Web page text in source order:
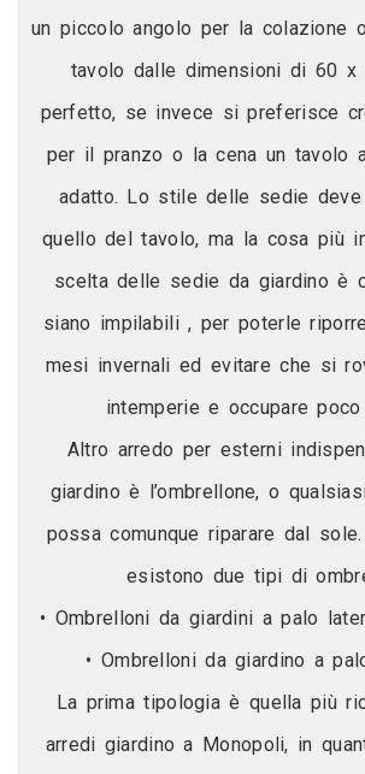
un piccolo angolo per la colazione
tavolo dalle dimensioni di 60 x
perfetto, se invece si preferisce
per il pranzo o la cena un tavolo
adatto. Lo stile delle sedie
quello del tavolo, ma la cosa più
scelta delle sedie da giardino è
siano impilabili , per poterle
mesi invernali ed evitare che si
intemperie e occupare
Altro arredo per esterni
giardino è l’ombrellone, o
possa comunque riparare dal
esistono due tipi di
• Ombrelloni da giardini a palo
• Ombrelloni da giardino a
La prima tipologia è quella più
arredi giardino a Monopoli, in